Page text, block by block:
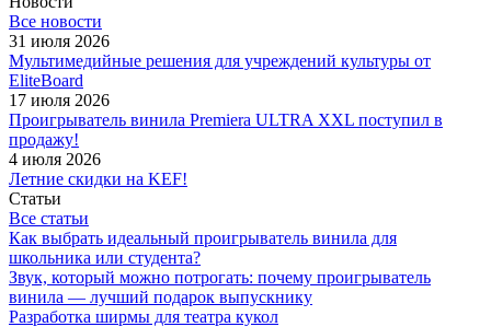
Все новости
31 июля 2026
Мультимедийные решения для учреждений культуры от
EliteBoard
17 июля 2026
Проигрыватель винила Premiera ULTRA XXL поступил в
продажу!
4 июля 2026
Летние скидки на KEF!
Статьи
Все статьи
Как выбрать идеальный проигрыватель винила для
школьника или студента?
Звук, который можно потрогать: почему проигрыватель
винила — лучший подарок выпускнику
Разработка ширмы для театра кукол